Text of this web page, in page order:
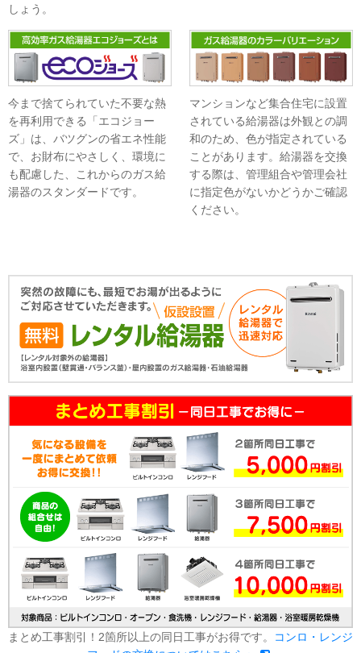
しょう。
今まで捨てられていた不要な熱
を再利用できる「エコジョー
ズ」は、バツグンの省エネ性能
で、お財布にやさしく、環境に
も配慮した、これからのガス給
湯器のスタンダードです。
マンションなど集合住宅に設置
されている給湯器は外観との調
和のため、色が指定されている
ことがあります。給湯器を交換
する際は、管理組合や管理会社
に指定色がないかどうかご確認
ください。
まとめ工事割引！2箇所以上の同日工事がお得です。
コンロ・レンジ